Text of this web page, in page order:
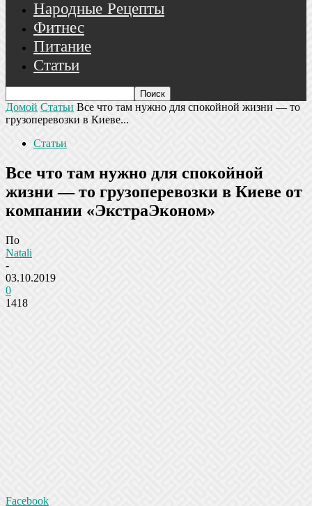
Народные Рецепты
Фитнес
Питание
Статьи
Домой Статьи Все что там нужно для спокойной жизни — то
грузоперевозки в Киеве...
Статьи
Все что там нужно для спокойной
жизни — то грузоперевозки в Киеве от
компании «ЭкстраЭконом»
По
Natali
-
03.10.2019
0
1418
Facebook